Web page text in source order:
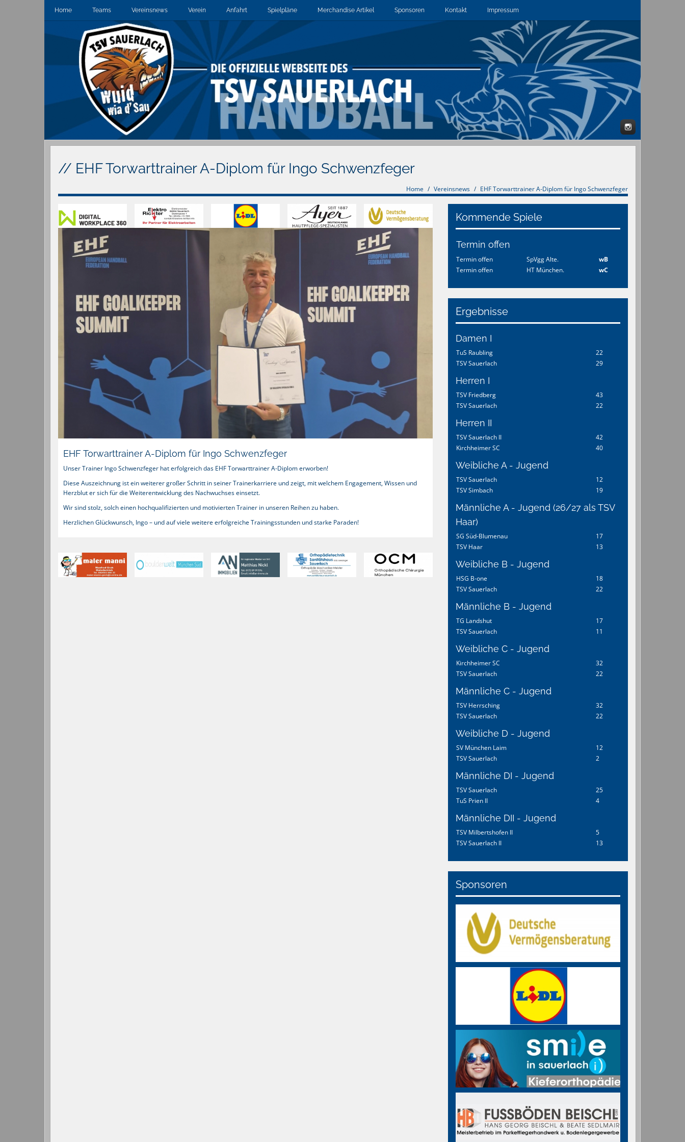
Home Teams Vereinsnews Verein Anfahrt Spielpläne Merchandise Artikel Sponsoren Kontakt Impressum
// EHF Torwarttrainer A-Diplom für Ingo Schwenzfeger
Home Vereinsnews EHF Torwarttrainer A-Diplom für Ingo Schwenzfeger
EHF Torwarttrainer A-Diplom für Ingo Schwenzfeger
Unser Trainer Ingo Schwenzfeger hat erfolgreich das EHF Torwarttrainer A-Diplom erworben!
Diese Auszeichnung ist ein weiterer großer Schritt in seiner Trainerkarriere und zeigt, mit welchem Engagement, Wissen und
Herzblut er sich für die Weiterentwicklung des Nachwuchses einsetzt.
Wir sind stolz, solch einen hochqualifizierten und motivierten Trainer in unseren Reihen zu haben.
Herzlichen Glückwunsch, Ingo – und auf viele weitere erfolgreiche Trainingsstunden und starke Paraden!
Kommende Spiele
Termin offen
Termin offen SpVgg Alte.
wB
Termin offen
HT München. wC
Ergebnisse
Damen I
TuS Raubling
22
TSV Sauerlach
29
Herren I
TSV Friedberg
43
TSV Sauerlach
22
Herren II
TSV Sauerlach II
42
Kirchheimer SC
40
Weibliche A - Jugend
TSV Sauerlach
12
TSV Simbach
19
Männliche A - Jugend (26/27 als TSV
Haar)
SG Süd-Blumenau
17
TSV Haar
13
Weibliche B - Jugend
HSG B-one
18
TSV Sauerlach
22
Männliche B - Jugend
TG Landshut
17
TSV Sauerlach
11
Weibliche C - Jugend
Kirchheimer SC
32
TSV Sauerlach
22
Männliche C - Jugend
TSV Herrsching
32
TSV Sauerlach
22
Weibliche D - Jugend
SV München Laim
12
TSV Sauerlach
2
Männliche DI - Jugend
TSV Sauerlach
25
TuS Prien II
4
Männliche DII - Jugend
TSV Milbertshofen II
5
TSV Sauerlach II
13
Sponsoren